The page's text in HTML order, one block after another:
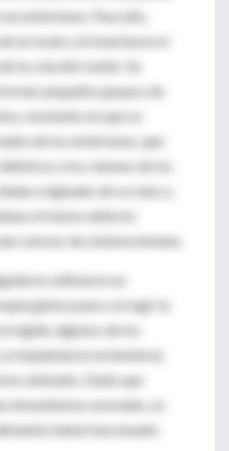
embriones. Para ello,
un óvulo y le insertaron el
la cola del roedor. Se
pequeños grupos de
momento en que se
de los embriones, que
a los ratones de los
originales de su rabo y,
el mismo defecto
carecer de sistema inmune.
utilizaron un
génica para corregir la
algunos de los
implantaron en hembras
animales. Dado que
inmunitarios normales, se
había funcionado.